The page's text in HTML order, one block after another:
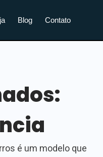
Blog Contato
é um modelo que